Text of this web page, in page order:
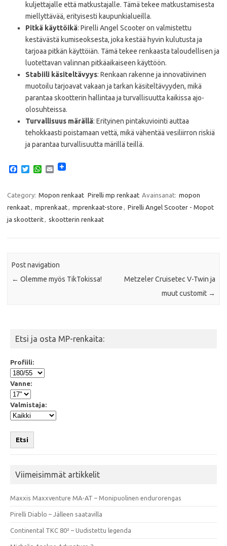
kuljettajalle että matkustajalle. Tämä tekee matkustamisesta
miellyttävää, erityisesti kaupunkialueilla.
Pitkä käyttöikä: Pirelli Angel Scooter on valmistettu
kestävästä kumiseoksesta, joka kestää hyvin kulutusta ja
tarjoaa pitkän käyttöiän. Tämä tekee renkaasta taloudellisen ja
luotettavan valinnan pitkäaikaiseen käyttöön.
Stabiili käsiteltävyys: Renkaan rakenne ja innovatiivinen
muotoilu tarjoavat vakaan ja tarkan käsiteltävyyden, mikä
parantaa skootterin hallintaa ja turvallisuutta kaikissa ajo-
olosuhteissa.
Turvallisuus märällä: Erityinen pintakuviointi auttaa
tehokkaasti poistamaan vettä, mikä vähentää vesiliirron riskiä
ja parantaa turvallisuutta märillä teillä.
e
b
o
o
T
t
t
e
r
W
t
A
p
p
E
i
Category: Mopon renkaat Pirelli mp renkaat Avainsanat: mopon
renkaat, mprenkaat, mprenkaat-store , Pirelli Angel Scooter - Mopot
ja skootterit, skootterin renkaat
Post navigation
← Olemme myös TikTokissa!
Metzeler Cruisetec V-Twin ja
muut customit →
Etsi ja osta MP-renkaita:
Profiili:
Vanne:
Valmistaja:
Etsi
Viimeisimmät artikkelit
Maxxis Maxxventure MA-AT – Monipuolinen endurorengas
Pirelli Diablo – Jälleen saatavilla
Continental TKC 80² – Uudistettu legenda